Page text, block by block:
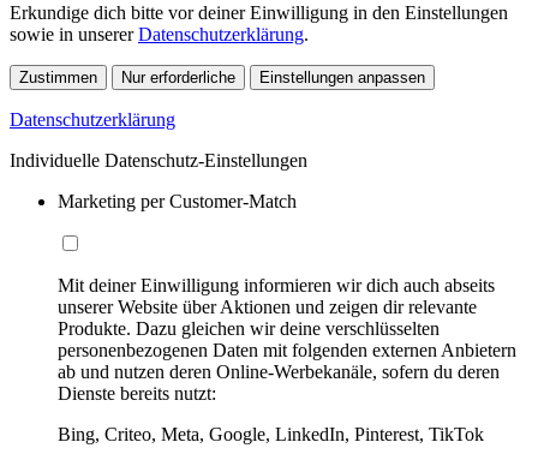
Erkundige dich bitte vor deiner Einwilligung in den Einstellungen
sowie in unsererDatenschutzerklärung.
Zustimmen Nur erforderliche Einstellungen anpassen
Datenschutzerklärung
Individuelle Datenschutz-Einstellungen
Marketing per Customer-Match
Mit deiner Einwilligung informieren wir dich auch abseits
unserer Website über Aktionen und zeigen dir relevante
Produkte. Dazu gleichen wir deine verschlüsselten
personenbezogenen Daten mit folgenden externen Anbietern
ab und nutzen deren Online-Werbekanäle, sofern du deren
Dienste bereits nutzt:
Bing, Criteo, Meta, Google, LinkedIn, Pinterest, TikTok